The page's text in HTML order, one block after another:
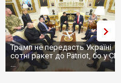
Трамп не передасть Україні
сотні ракет до Patriot, бо у
...